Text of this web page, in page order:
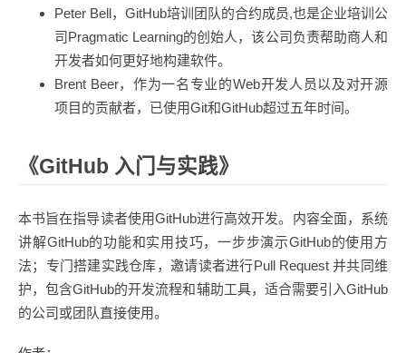
Peter Bell，GitHub培训团队的合约成员,也是企业培训公
司Pragmatic Learning的创始人，该公司负责帮助商人和
开发者如何更好地构建软件。
Brent Beer，作为一名专业的Web开发人员以及对开源
项目的贡献者，已使用Git和GitHub超过五年时间。
《GitHub 入门与实践》
本书旨在指导读者使用GitHub进行高效开发。内容全面，系统
讲解GitHub的功能和实用技巧，一步步演示GitHub的使用方
法；专门搭建实践仓库，邀请读者进行Pull Request 并共同维
护，包含GitHub的开发流程和辅助工具，适合需要引入GitHub
的公司或团队直接使用。